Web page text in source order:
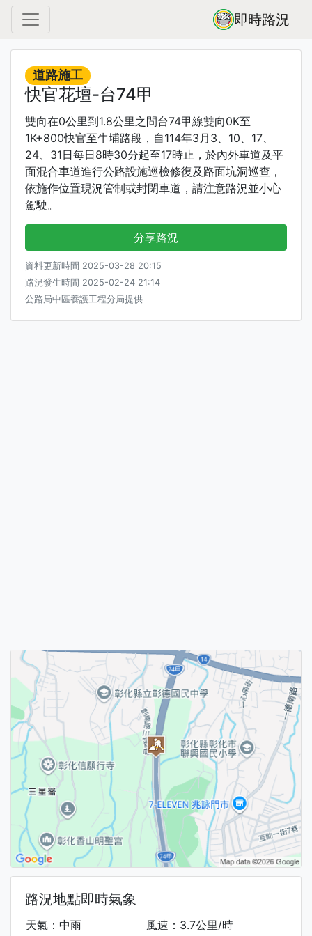
即時路況
道路施工
快官花壇-台74甲
雙向在0公里到1.8公里之間台74甲線雙向0K至
1K+800快官至牛埔路段，自114年3月3、10、17、
24、31日每日8時30分起至17時止，於內外車道及平
面混合車道進行公路設施巡檢修復及路面坑洞巡查，
依施作位置現況管制或封閉車道，請注意路況並小心
駕駛。
分享路況
資料更新時間 2025-03-28 20:15
路況發生時間 2025-02-24 21:14
公路局中區養護工程分局提供
路況地點即時氣象
天氣：中雨
風速：3.7公里/時